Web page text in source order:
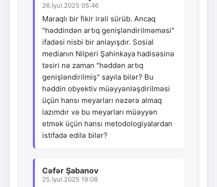
26.İyul.2025 05:46
Maraqlı bir fikir irəli sürüb. Ancaq
"həddindən artıq genişləndirilməməsi"
ifadəsi nisbi bir anlayışdır. Sosial
medianın Nilperi Şahinkaya hadisəsinə
təsiri nə zaman "həddən artıq
genişləndirilmiş" sayıla bilər? Bu
həddin obyektiv müəyyənləşdirilməsi
üçün hansı meyarları nəzərə almaq
lazımdır və bu meyarları müəyyən
etmək üçün hansı metodologiyalardan
istifadə edilə bilər?
Cəfər Şabanov
25.İyul.2025 19:08